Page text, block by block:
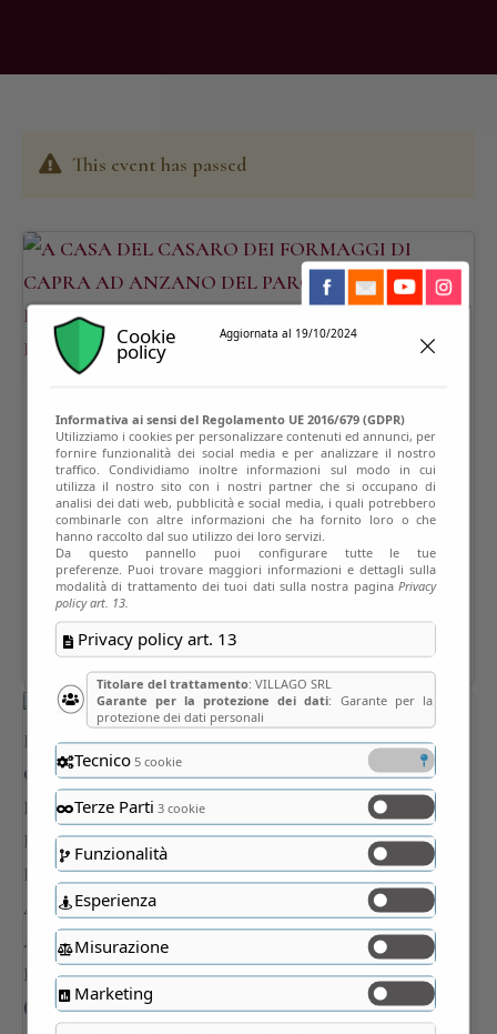
This event has passed
Cookie
policy
Aggiornata al 19/10/2024
Informativa ai sensi del Regolamento UE 2016/679 (GDPR)
Utilizziamo i cookies per personalizzare contenuti ed annunci, per
fornire funzionalità dei social media e per analizzare il nostro
traffico. Condividiamo inoltre informazioni sul modo in cui
utilizza il nostro sito con i nostri partner che si occupano di
analisi dei dati web, pubblicità e social media, i quali potrebbero
combinarle con altre informazioni che ha fornito loro o che
hanno raccolto dal suo utilizzo dei loro servizi.
Da questo pannello puoi configurare tutte le tue
preferenze. Puoi trovare maggiori informazioni e dettagli sulla
modalità di trattamento dei tuoi dati sulla nostra paginaPrivacy
policy art. 13.
Privacy policy art. 13
Titolare del trattamento: VILLAGO SRL
Garante per la protezione dei dati: Garante per la
protezione dei dati personali
Tecnico5 cookie
Terze Parti 3 cookie
Funzionalità
Esperienza
Misurazione
Marketing